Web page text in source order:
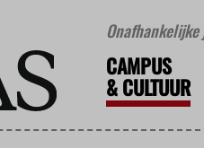
CAMPUS
&CULTUUR